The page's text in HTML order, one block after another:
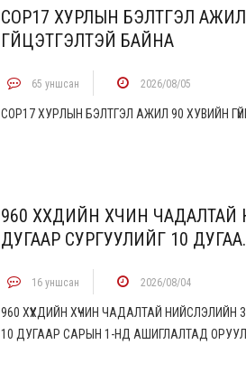
COP17 ХУРЛЫН БЭЛТГЭЛ
ГҮЙЦЭТГЭЛТЭЙ БАЙНА
65 уншсан 2026/08/05
COP17 ХУРЛЫН БЭЛТГЭЛ АЖИЛ 90 ХУВИЙН
960 ХҮҮХДИЙН ХҮЧИН
ДУГААР СУРГУУЛИЙГ 10
16 уншсан 2026/08/04
960 ХҮҮХДИЙН ХҮЧИН ЧАДАЛТАЙ НИЙСЛЭЛИЙН
10 ДУГААР САРЫН 1-НД АШИГЛАЛТАД